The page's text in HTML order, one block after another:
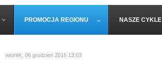
PROMOCJA REGIONU NASZE CYKLE
wtorek, 06 grudzień 2016 13:03